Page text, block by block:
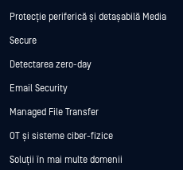
Protecție periferică și detașabilă Media
Secure
Detectarea zero-day
Email Security
Managed File Transfer
OT și sisteme ciber-fizice
Soluții în mai multe domenii